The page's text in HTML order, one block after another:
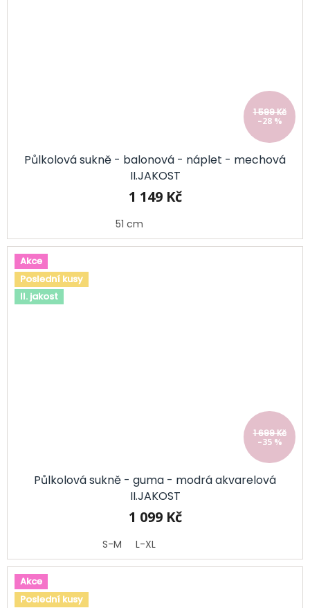
1 599 Kč
–28 %
Půlkolová sukně - balonová - náplet - mechová
II.JAKOST
1 149 Kč
51 cm
Akce
Poslední kusy
II. jakost
1 699 Kč
–35 %
Půlkolová sukně - guma - modrá akvarelová
II.JAKOST
1 099 Kč
S-M L-XL
Akce
Poslední kusy